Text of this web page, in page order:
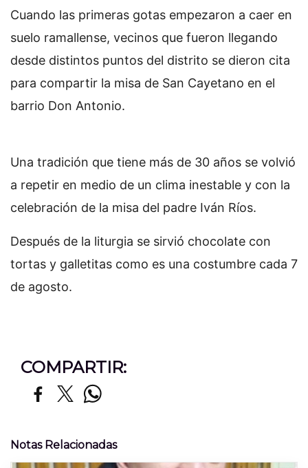
Cuando las primeras gotas empezaron a caer en
suelo ramallense, vecinos que fueron llegando
desde distintos puntos del distrito se dieron cita
para compartir la misa de San Cayetano en el
barrio Don Antonio.
Una tradición que tiene más de 30 años se volvió
a repetir en medio de un clima inestable y con la
celebración de la misa del padre Iván Ríos.
Después de la liturgia se sirvió chocolate con
tortas y galletitas como es una costumbre cada 7
de agosto.
COMPARTIR:
Notas Relacionadas